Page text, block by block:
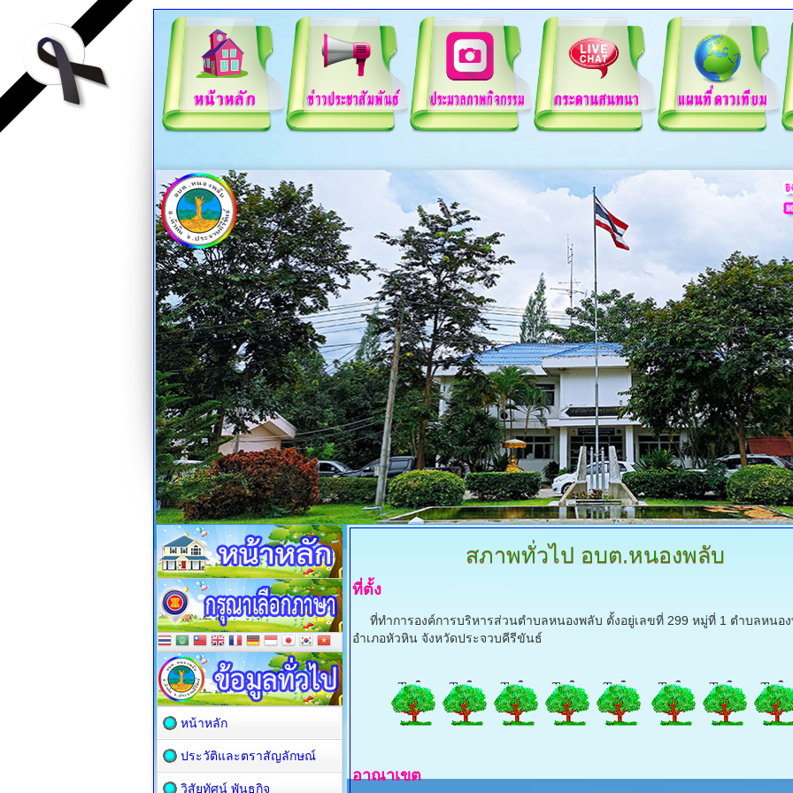
สภาพทั่วไป อบต.หนองพลับ
ที่ตั้ง
ที่ทำการองค์การบริหารส่วนตำบลหนองพลับ ตั้งอยู่เลขที่ 299 หมู่ที่ 1 ตำบลหนอ
อำเภอหัวหิน จังหวัดประจวบคีรีขันธ์
อาณาเขต
หน้าหลัก
ประวัติและตราสัญลักษณ์
วิสัยทัศน์ พันธกิจ